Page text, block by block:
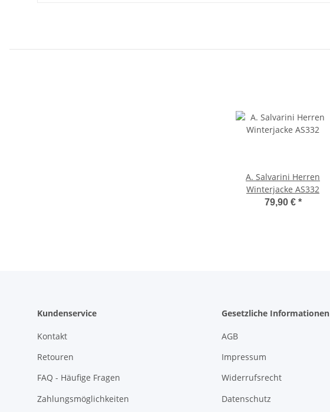
A. Salvarini Herren
Winterjacke AS332
79,90 € *
Kundenservice
Kontakt
Retouren
FAQ - Häufige Fragen
Zahlungsmöglichkeiten
Gesetzliche Informationen
AGB
Impressum
Widerrufsrecht
Datenschutz